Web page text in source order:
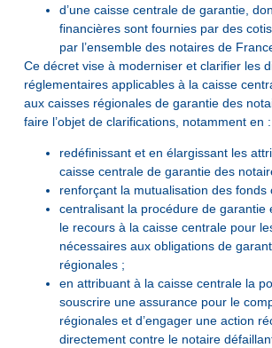
d’une caisse centrale de garantie,
financières sont fournies par des
par l’ensemble des notaires de
Ce décret vise à moderniser et clarifier les
réglementaires applicables à la caisse
aux caisses régionales de garantie des
faire l’objet de clarifications, notamment en :
redéfinissant et en élargissant les
caisse centrale de garantie des
renforçant la mutualisation des fonds
centralisant la procédure de garantie
le recours à la caisse centrale pour
nécessaires aux obligations de
régionales ;
en attribuant à la caisse centrale la
souscrire une assurance pour le
régionales et d’engager une action
directement contre le notaire